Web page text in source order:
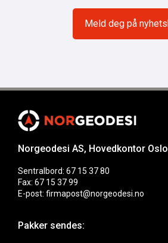
Norgeodesi AS, Hovedkontor Oslo
Sentralbord: 67 15 37 80
Fax: 67 15 37 99
E-post: firmapost@norgeodesi.no
Pakker sendes: